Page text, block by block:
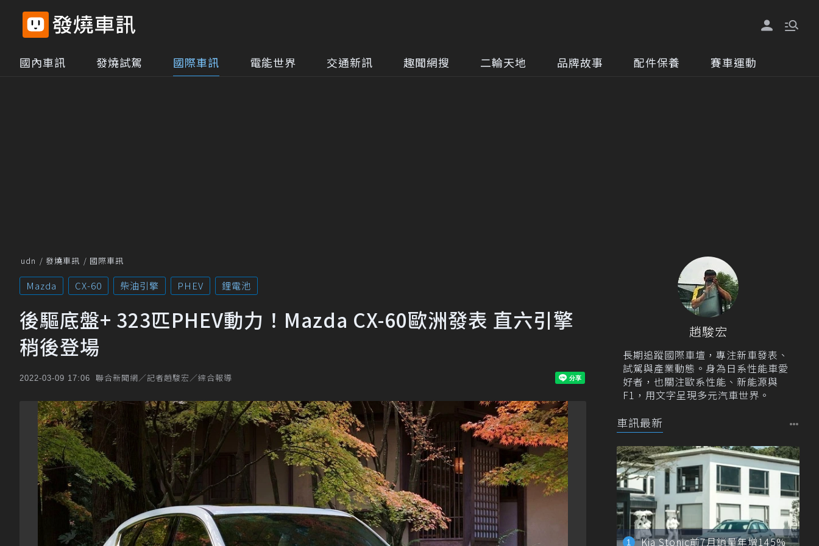
國內車訊 發燒試駕 國際車訊 電能世界 交通新訊 趣聞網搜 二輪天地 品牌故事 配件保養 賽車運動
udn 發燒車訊 國際車訊
Mazda CX-60 柴油引擎 PHEV 鋰電池
後驅底盤+ 323匹PHEV動力！Mazda CX-60歐洲發表 直六引擎
稍後登場
2022-03-09 17:06 聯合新聞網／記者趙駿宏／綜合報導
趙駿宏
長期追蹤國際車壇，專注新車發表、
試駕與產業動態。身為日系性能車愛
好者，也關注歐系性能、新能源與
F1，用文字呈現多元汽車世界。
車訊最新
Kia Stonic前7月銷量年增145%